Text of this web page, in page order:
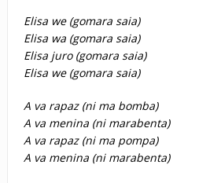
Elisa we (gomara saia)
Elisa wa (gomara saia)
Elisa juro (gomara saia)
Elisa we (gomara saia)
A va rapaz (ni ma bomba)
A va menina (ni marabenta)
A va rapaz (ni ma pompa)
A va menina (ni marabenta)